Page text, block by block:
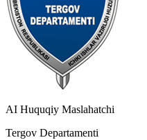
AI Huquqiy Maslahatchi
Tergov Departamenti